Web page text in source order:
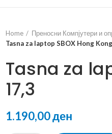
Home Преносни Компјутери и
Tasna za laptop SBOX Hong
Tasna za
17,3
ден